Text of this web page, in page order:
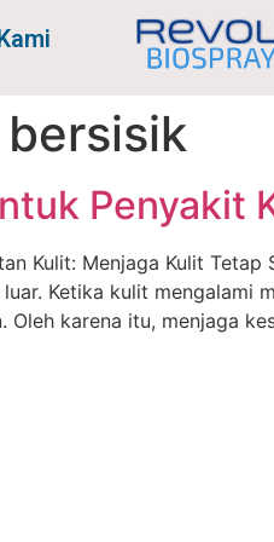
Penyakit
Kulit: Menjaga Kulit
Ketika kulit mengalami
Oleh karena itu, menjaga